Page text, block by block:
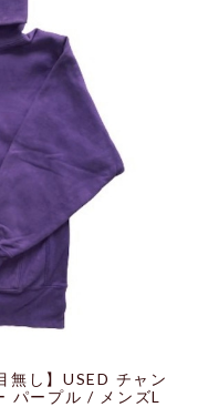
し】USED チャン
パープル / メンズL